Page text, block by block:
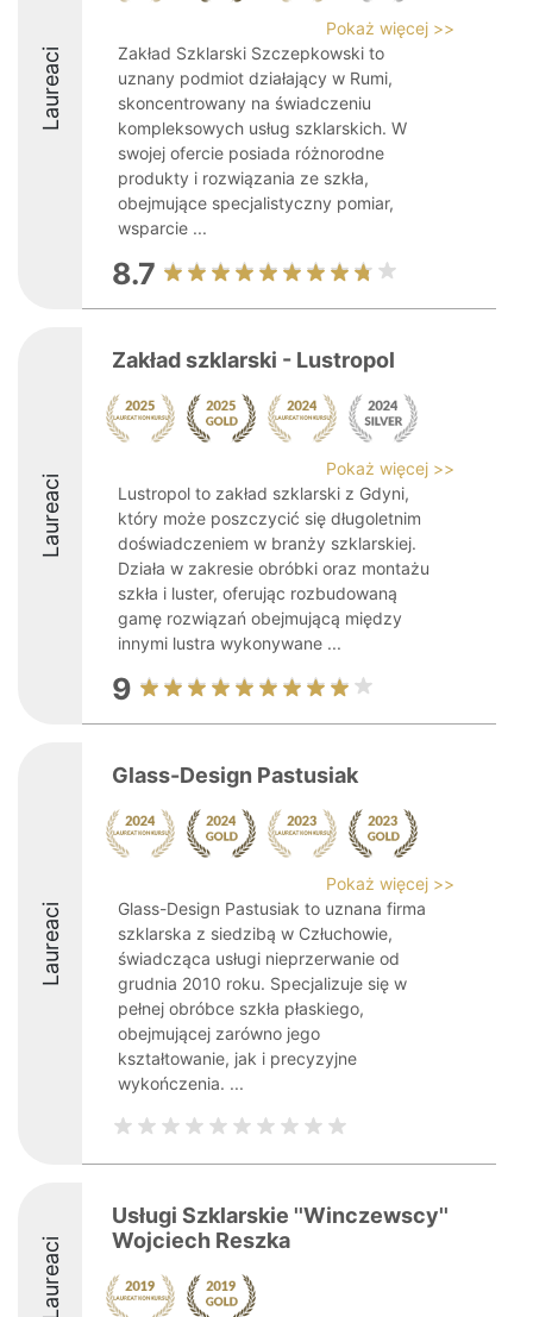
Laureaci
Pokaż więcej >>
Zakład Szklarski Szczepkowski to
uznany podmiot działający w Rumi,
skoncentrowany na świadczeniu
kompleksowych usług szklarskich. W
swojej ofercie posiada różnorodne
produkty i rozwiązania ze szkła,
obejmujące specjalistyczny pomiar,
wsparcie ...
8.7
Laureaci
Zakład szklarski - Lustropol
Pokaż więcej >>
Lustropol to zakład szklarski z Gdyni,
który może poszczycić się długoletnim
doświadczeniem w branży szklarskiej.
Działa w zakresie obróbki oraz montażu
szkła i luster, oferując rozbudowaną
gamę rozwiązań obejmującą między
innymi lustra wykonywane ...
9
Laureaci
Glass-Design Pastusiak
Pokaż więcej >>
Glass-Design Pastusiak to uznana firma
szklarska z siedzibą w Człuchowie,
świadcząca usługi nieprzerwanie od
grudnia 2010 roku. Specjalizuje się w
pełnej obróbce szkła płaskiego,
obejmującej zarówno jego
kształtowanie, jak i precyzyjne
wykończenia. ...
Laureaci
Usługi Szklarskie ''Winczewscy''
Wojciech Reszka